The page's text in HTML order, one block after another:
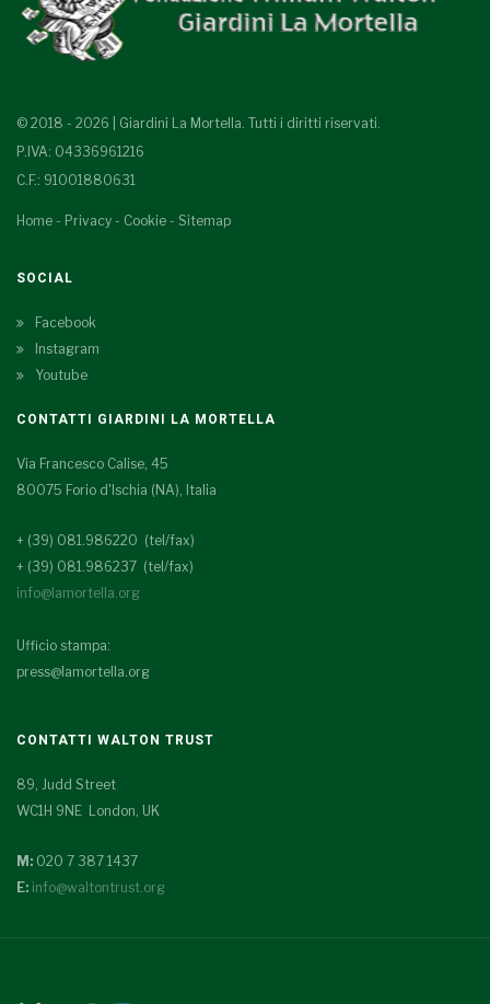
© 2018 - 2026 | Giardini La Mortella. Tutti i diritti riservati.
P.IVA: 04336961216
C.F.: 91001880631
Home - Privacy - Cookie - Sitemap
SOCIAL
Facebook
Instagram
Youtube
CONTATTI GIARDINI LA MORTELLA
Via Francesco Calise, 45
80075 Forio d'Ischia (NA), Italia
+ (39) 081.986220 (tel/fax)
+ (39) 081.986237 (tel/fax)
info@lamortella.org
Ufficio stampa:
press@lamortella.org
CONTATTI WALTON TRUST
89, Judd Street
WC1H 9NE London, UK
M: 020 7 387 1437
E: info@waltontrust.org